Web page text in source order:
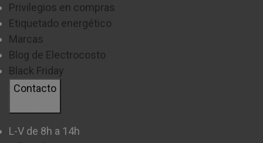
Privilegios en compras
Etiquetado energético
Marcas
Blog de Electrocosto
Black Friday
Contacto
L-V de 8h a 14h